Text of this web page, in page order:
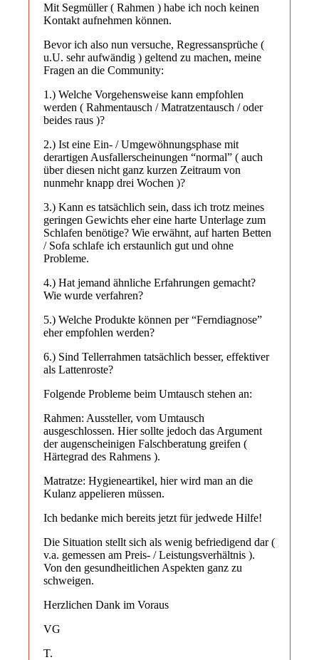
Mit Segmüller ( Rahmen ) habe ich noch keinen
Kontakt aufnehmen können.
Bevor ich also nun versuche, Regressansprüche (
u.U. sehr aufwändig ) geltend zu machen, meine
Fragen an die Community:
1.) Welche Vorgehensweise kann empfohlen
werden ( Rahmentausch / Matratzentausch / oder
beides raus )?
2.) Ist eine Ein- / Umgewöhnungsphase mit
derartigen Ausfallerscheinungen “normal” ( auch
über diesen nicht ganz kurzen Zeitraum von
nunmehr knapp drei Wochen )?
3.) Kann es tatsächlich sein, dass ich trotz meines
geringen Gewichts eher eine harte Unterlage zum
Schlafen benötige? Wie erwähnt, auf harten Betten
/ Sofa schlafe ich erstaunlich gut und ohne
Probleme.
4.) Hat jemand ähnliche Erfahrungen gemacht?
Wie wurde verfahren?
5.) Welche Produkte können per “Ferndiagnose”
eher empfohlen werden?
6.) Sind Tellerrahmen tatsächlich besser, effektiver
als Lattenroste?
Folgende Probleme beim Umtausch stehen an:
Rahmen: Aussteller, vom Umtausch
ausgeschlossen. Hier sollte jedoch das Argument
der augenscheinigen Falschberatung greifen (
Härtegrad des Rahmens ).
Matratze: Hygieneartikel, hier wird man an die
Kulanz appelieren müssen.
Ich bedanke mich bereits jetzt für jedwede Hilfe!
Die Situation stellt sich als wenig befriedigend dar (
v.a. gemessen am Preis- / Leistungsverhältnis ).
Von den gesundheitlichen Aspekten ganz zu
schweigen.
Herzlichen Dank im Voraus
VG
T.